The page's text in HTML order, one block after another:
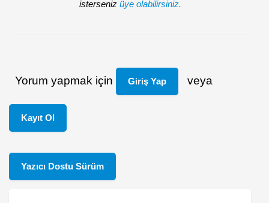
isterseniz üye olabilirsiniz.
Yorum yapmak için Giriş Yap veya
Kayıt Ol
Yazıcı Dostu Sürüm